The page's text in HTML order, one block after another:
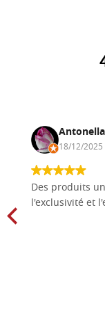
18/12/2025
Des produits
l'exclusivité et